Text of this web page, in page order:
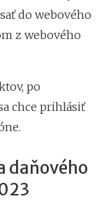
do webového
z webového
po
chce prihlásiť
daňového